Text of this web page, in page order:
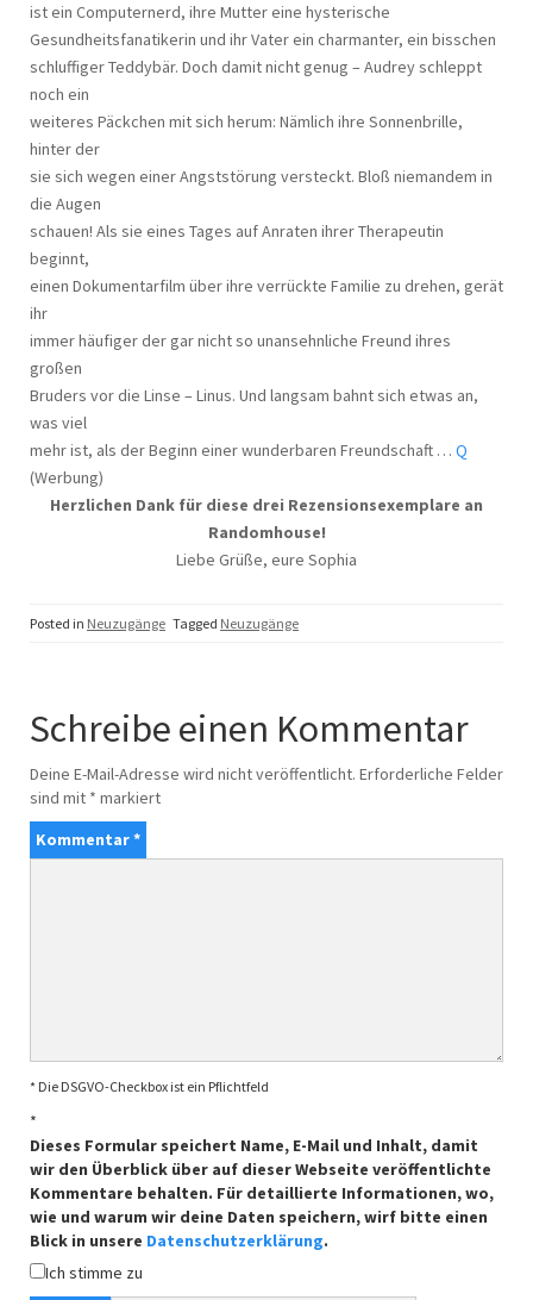
ist ein Computernerd, ihre Mutter eine hysterische
Gesundheitsfanatikerin und ihr Vater ein charmanter, ein bisschen
schluffiger Teddybär. Doch damit nicht genug – Audrey schleppt
noch ein
weiteres Päckchen mit sich herum: Nämlich ihre Sonnenbrille,
hinter der
sie sich wegen einer Angststörung versteckt. Bloß niemandem in
die Augen
schauen! Als sie eines Tages auf Anraten ihrer Therapeutin
beginnt,
einen Dokumentarfilm über ihre verrückte Familie zu drehen, gerät
ihr
immer häufiger der gar nicht so unansehnliche Freund ihres
großen
Bruders vor die Linse – Linus. Und langsam bahnt sich etwas an,
was viel
mehr ist, als der Beginn einer wunderbaren Freundschaft … Q
(Werbung)
Herzlichen Dank für diese drei Rezensionsexemplare an
Randomhouse!
Liebe Grüße, eure Sophia
Posted in Neuzugänge Tagged Neuzugänge
Schreibe einen Kommentar
Deine E-Mail-Adresse wird nicht veröffentlicht. Erforderliche Felder
sind mit * markiert
Kommentar*
* Die DSGVO-Checkbox ist ein Pflichtfeld
*
Dieses Formular speichert Name, E-Mail und Inhalt, damit
wir den Überblick über auf dieser Webseite veröffentlichte
Kommentare behalten. Für detaillierte Informationen, wo,
wie und warum wir deine Daten speichern, wirf bitte einen
Blick in unsere Datenschutzerklärung.
Ich stimme zu